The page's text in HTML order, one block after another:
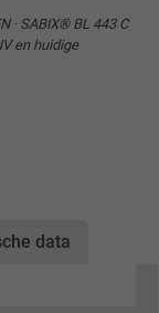
· SABIX® BL 443 C
en huidige
data